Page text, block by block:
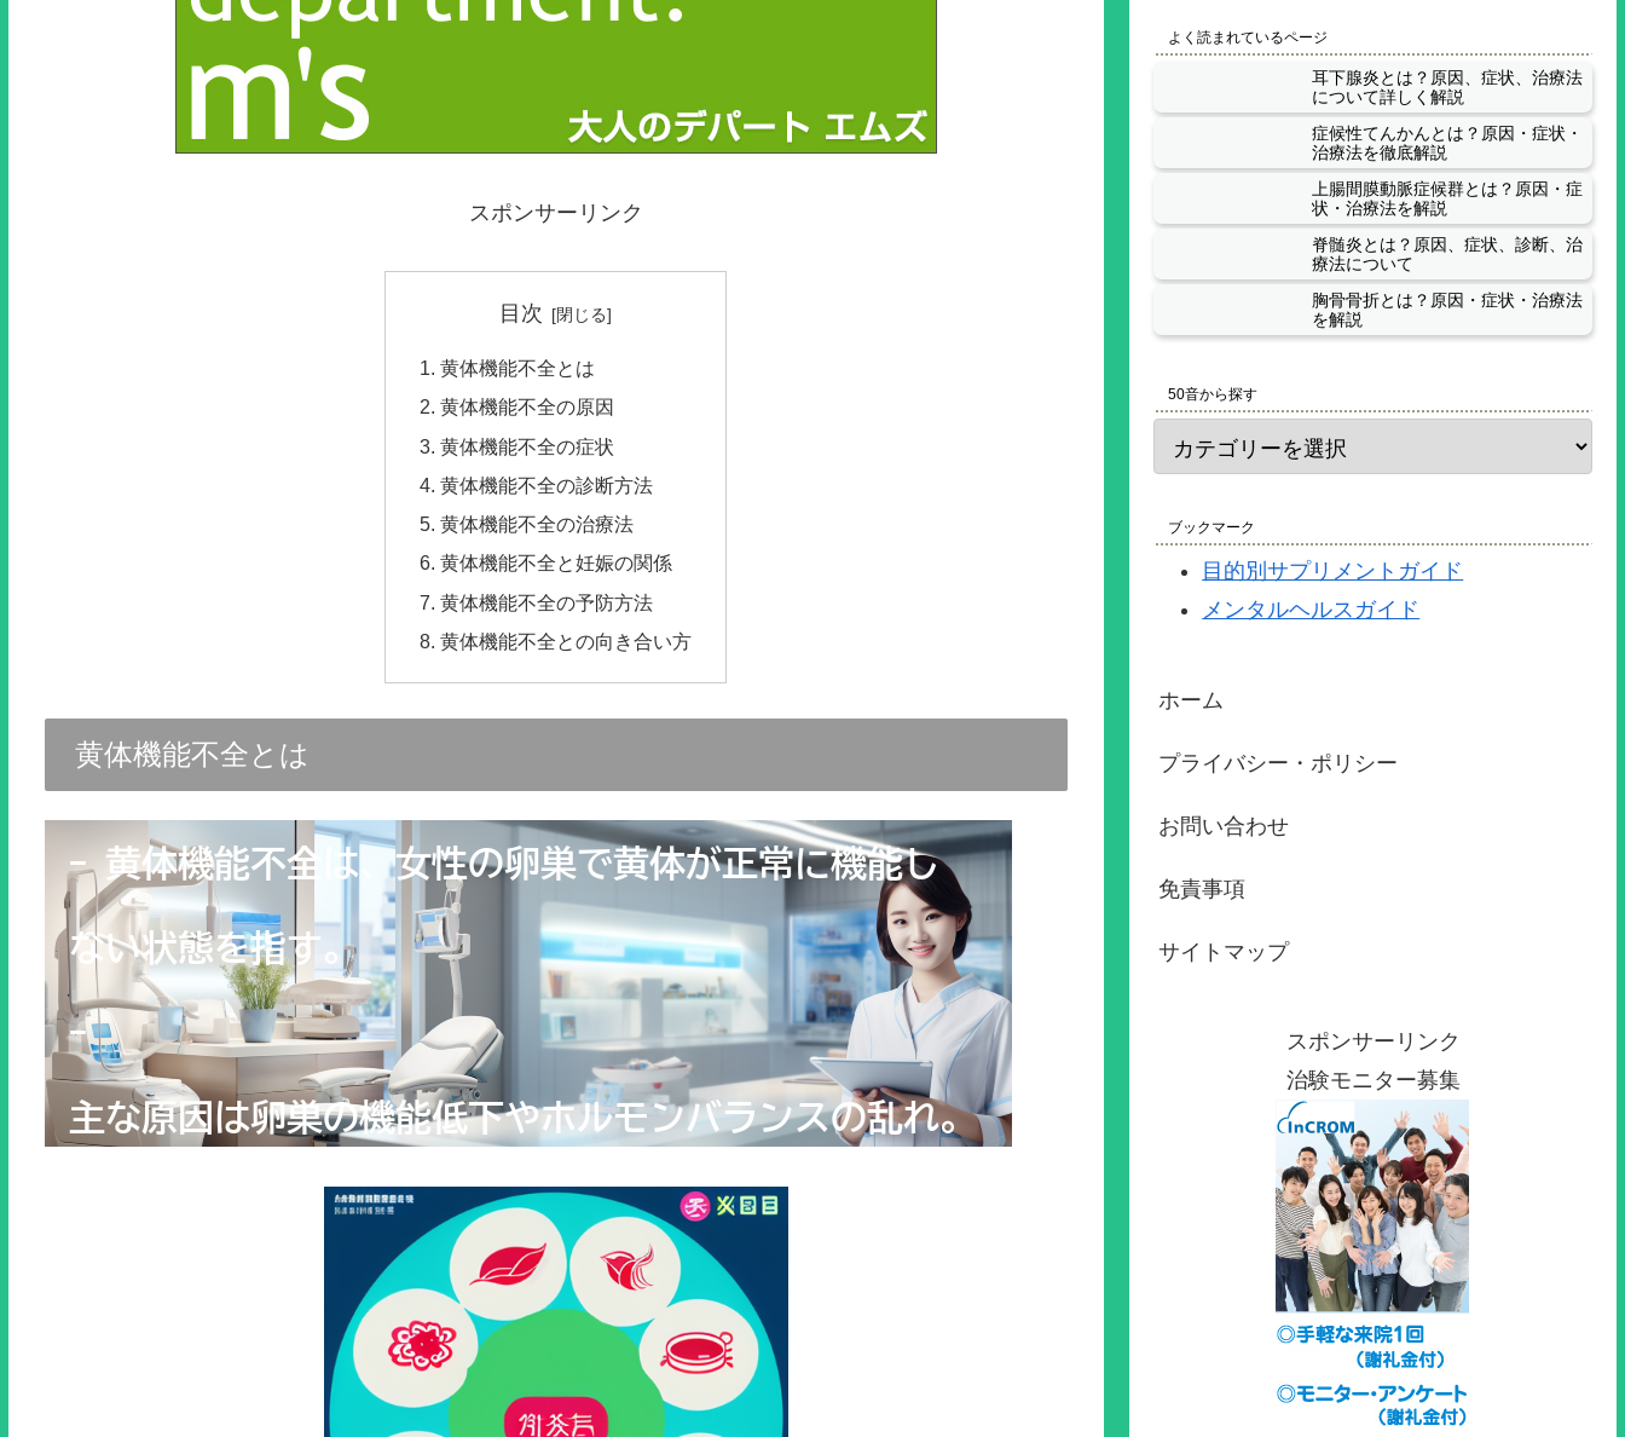
スポンサーリンク
目次
黄体機能不全とは
黄体機能不全の原因
黄体機能不全の症状
黄体機能不全の診断方法
黄体機能不全の治療法
黄体機能不全と妊娠の関係
黄体機能不全の予防方法
黄体機能不全との向き合い方
黄体機能不全とは
よく読まれているページ
耳下腺炎とは？原因、症状、治療法
について詳しく解説
症候性てんかんとは？原因・症状・
治療法を徹底解説
上腸間膜動脈症候群とは？原因・症
状・治療法を解説
脊髄炎とは？原因、症状、診断、治
療法について
胸骨骨折とは？原因・症状・治療法
を解説
50音から探す
ブックマーク
目的別サプリメントガイド
メンタルヘルスガイド
ホーム
プライバシー・ポリシー
お問い合わせ
免責事項
サイトマップ
スポンサーリンク
治験モニター募集